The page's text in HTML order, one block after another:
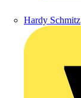
Hardy Schmitz